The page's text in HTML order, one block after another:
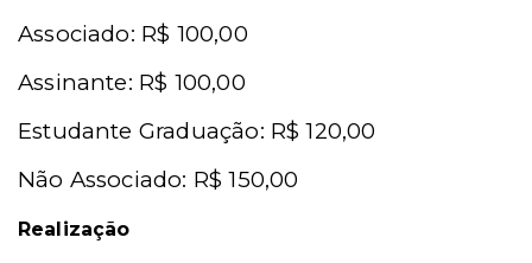
Associado: R$ 100,00
Assinante: R$ 100,00
Estudante Graduação: R$ 120,00
Não Associado: R$ 150,00
Realização